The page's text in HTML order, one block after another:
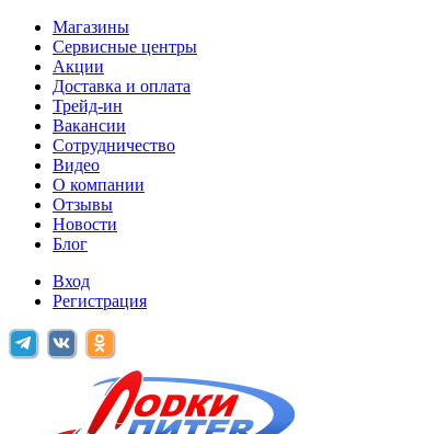
Магазины
Сервисные центры
Акции
Доставка и оплата
Трейд-ин
Вакансии
Сотрудничество
Видео
О компании
Отзывы
Новости
Блог
Вход
Регистрация